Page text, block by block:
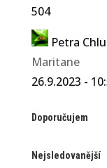
504
Petra
Maritane
26.9.2023 -
Doporučujem
Nejsledovanější